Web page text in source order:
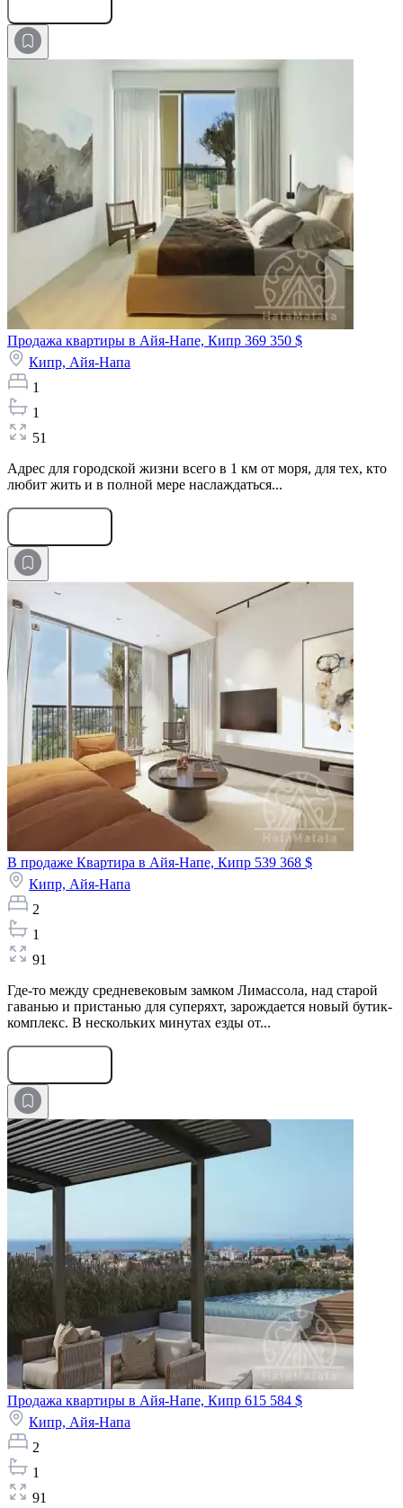
Продажа квартиры в Айя-Напе, Кипр 369 350 $
Кипр, Айя-Напа
1
1
51
Адрес для городской жизни всего в 1 км от моря, для тех, кто
любит жить и в полной мере наслаждаться...
В продаже Квартира в Айя-Напе, Кипр 539 368 $
Кипр, Айя-Напа
2
1
91
Где-то между средневековым замком Лимассола, над старой
гаванью и пристанью для суперяхт, зарождается новый бутик-
комплекс. В нескольких минутах езды от...
Продажа квартиры в Айя-Напе, Кипр 615 584 $
Кипр, Айя-Напа
2
1
91